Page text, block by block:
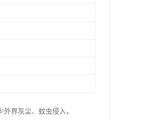
界灰尘、蚊虫侵入，